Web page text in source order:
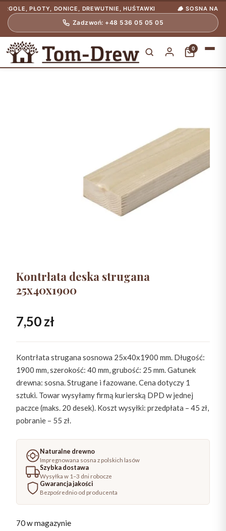
PŁOTY, DONICE, DREWUTNIE, HUŚTAWKI 🪵 SOSNA
Zadzwoń: +48 536 05 05 05
0
Kontrłata deska strugana
25x40x1900
7,50zł
Kontrłata strugana sosnowa 25x40x1900 mm. Długość:
1900 mm, szerokość: 40 mm, grubość: 25 mm. Gatunek
drewna: sosna. Strugane i fazowane. Cena dotyczy 1
sztuki. Towar wysyłamy firmą kurierską DPD w jednej
paczce (maks. 20 desek). Koszt wysyłki: przedpłata – 45 zł,
pobranie – 55 zł.
Naturalne drewno
Impregnowana sosna z polskich lasów
Szybka dostawa
Wysyłka w 1–3 dni robocze
Gwarancja jakości
Bezpośrednio od producenta
70 w magazynie